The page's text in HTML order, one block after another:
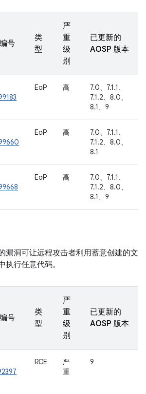
号
类
型
严
重
级
别
已更新的
AOSP 版本
EoP 高
7.0、7.1.1、
7.1.2、8.0、
8.1、9
EoP 高
7.0、7.1.1、
7.1.2、8.0、
8.1
EoP 高
7.0、7.1.1、
7.1.2、8.0、
8.1、9
漏洞可让远程攻击者利用蓄意创建的文
执行任意代码。
号
类
型
严
重
级
别
已更新的
AOSP 版本
RCE
严
重
9